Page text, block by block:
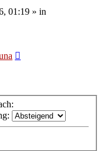
01:19 » in